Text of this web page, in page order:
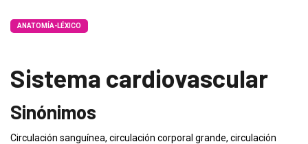
ANATOMÍA-LÉXICO
Sistema cardiovascular
Sinónimos
Circulación sanguínea, circulación corporal grande, circulación